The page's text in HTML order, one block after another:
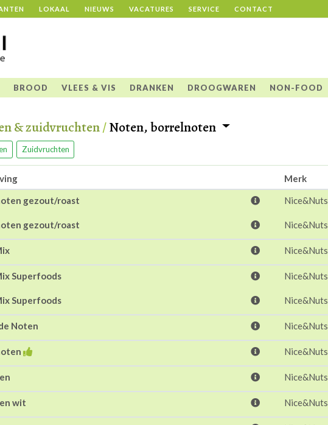
LOKAAL NIEUWS VACATURES SERVICE CONTACT
BROOD VLEES & VIS DRANKEN DROOGWAREN NON-FOOD
& zuidvruchten/Noten, borrelnoten
Zuidvruchten
Merk
gezout/roast Nice&Nuts
gezout/roast Nice&Nuts
Nice&Nuts
Superfoods Nice&Nuts
Superfoods Nice&Nuts
Noten Nice&Nuts
Nice&Nuts
Nice&Nuts
wit Nice&Nuts